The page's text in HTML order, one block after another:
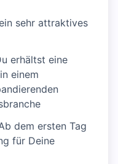
sehr attraktives
erhältst eine
einem
dem ersten Tag
für Deine